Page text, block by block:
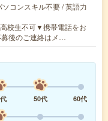
コンスキル不要 / 英語力
校生不可▼携帯電話をお
後のご連絡はメ…
50代
60代